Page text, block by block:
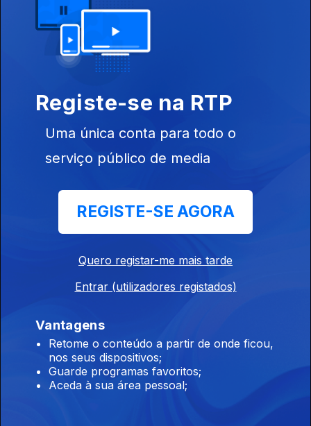
Como identificar fake news
Os artistas devem deixar de ser piegas e
reinventar-se
Soluções para a abertura de bares e
Comentários homofóbicos no Big Brother
Registe-se na RTP
Uma única conta para todo o
serviço público de media
REGISTE-SE AGORA
Quero registar-me mais tarde
Entrar (utilizadores registados)
Vantagens
Retome o conteúdo a partir de onde ficou,
nos seus dispositivos;
Guarde programas favoritos;
Aceda à sua área pessoal;